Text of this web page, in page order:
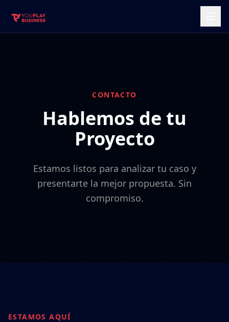
CONTACTO
Hablemos de tu
Proyecto
Estamos listos para analizar tu caso y
presentarte la mejor propuesta. Sin
compromiso.
ESTAMOS AQUÍ